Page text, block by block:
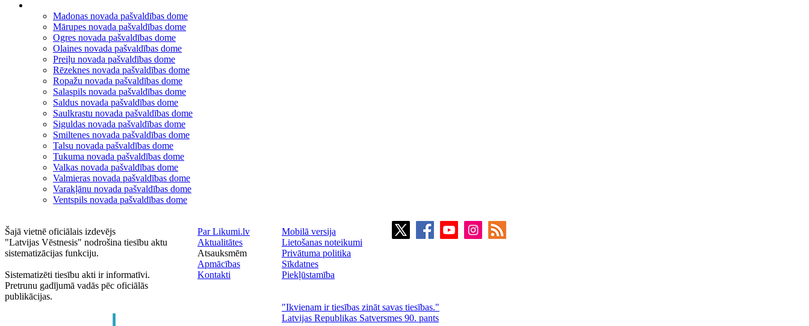
Madonas novada pašvaldības dome
Mārupes novada pašvaldības dome
Ogres novada pašvaldības dome
Olaines novada pašvaldības dome
Preiļu novada pašvaldības dome
Rēzeknes novada pašvaldības dome
Ropažu novada pašvaldības dome
Salaspils novada pašvaldības dome
Saldus novada pašvaldības dome
Saulkrastu novada pašvaldības dome
Siguldas novada pašvaldības dome
Smiltenes novada pašvaldības dome
Talsu novada pašvaldības dome
Tukuma novada pašvaldības dome
Valkas novada pašvaldības dome
Valmieras novada pašvaldības dome
Varakļānu novada pašvaldības dome
Ventspils novada pašvaldības dome
Šajā vietnē oficiālais izdevējs
"Latvijas Vēstnesis" nodrošina tiesību aktu
sistematizācijas funkciju.
Sistematizēti tiesību akti ir informatīvi.
Pretrunu gadījumā vadās pēc oficiālās
publikācijas.
Par Likumi.lv
Aktualitātes
Atsauksmēm
Apmācības
Kontakti
Mobilā versija
Lietošanas noteikumi
Privātuma politika
Sīkdatnes
Piekļūstamība
"Ikvienam ir tiesības zināt savas tiesības."
Latvijas Republikas Satversmes 90. pants